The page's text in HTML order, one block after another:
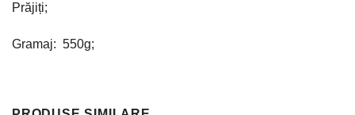
Prăjiți;
Gramaj: 550g;